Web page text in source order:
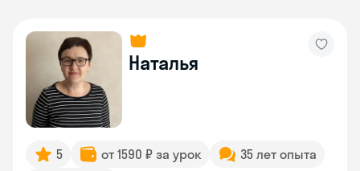
Наталья
5 от 1590 ₽ за урок
35 лет опыта